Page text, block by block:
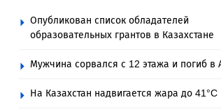
Опубликован список обладателей
образовательных грантов в Казахстане
Мужчина сорвался с 12 этажа и погиб в
На Казахстан надвигается жара до 41°C